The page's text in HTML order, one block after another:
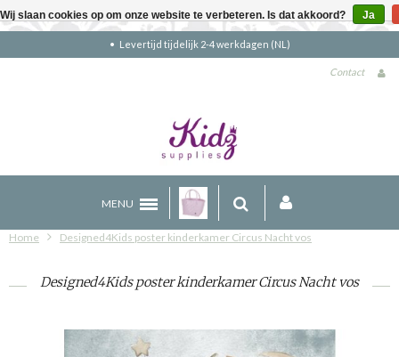
Gratis verzending boven €90 (NL)
Contact
MENU
Home Designed4Kids poster kinderkamer Circus Nacht vos
Designed4Kids poster kinderkamer Circus Nacht vos
Wij slaan cookies op om onze website te verbeteren. Is dat akkoord? Ja